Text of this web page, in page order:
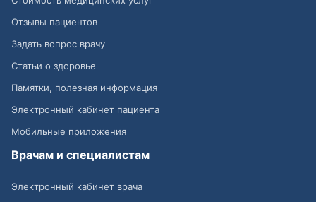
Отзывы пациентов
Задать вопрос врачу
Статьи о здоровье
Памятки, полезная информация
Электронный кабинет пациента
Мобильные приложения
Врачам и специалистам
Электронный кабинет врача